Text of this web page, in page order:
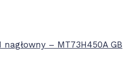
nagłowny – MT73H450A GB